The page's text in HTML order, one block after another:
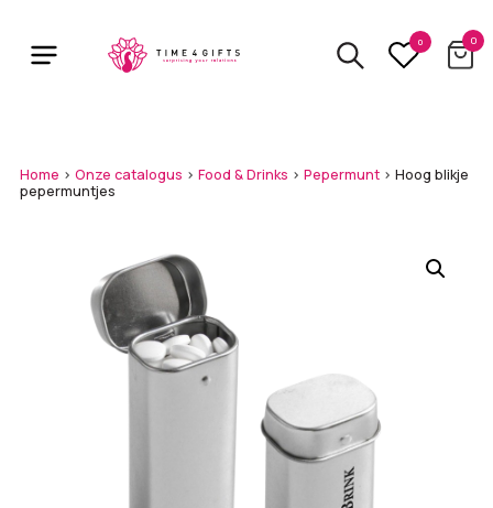
main
0 0
Home > Onze catalogus > Food & Drinks > Pepermunt > Hoog blikje
pepermuntjes